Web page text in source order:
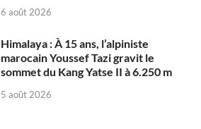
6 août 2026
Himalaya : À 15 ans, l’alpiniste
marocain Youssef Tazi gravit le
sommet du Kang Yatse II à 6.250 m
5 août 2026